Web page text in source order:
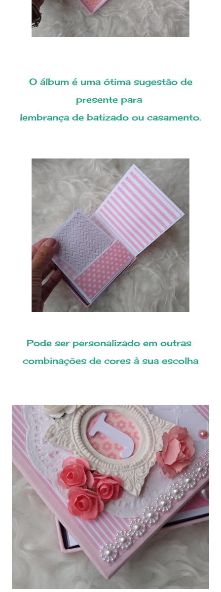
O álbum é uma ótima sugestão de
presente para
lembrança de batizado ou casamento.
Pode ser personalizado em outras
combinações de cores à sua escolha